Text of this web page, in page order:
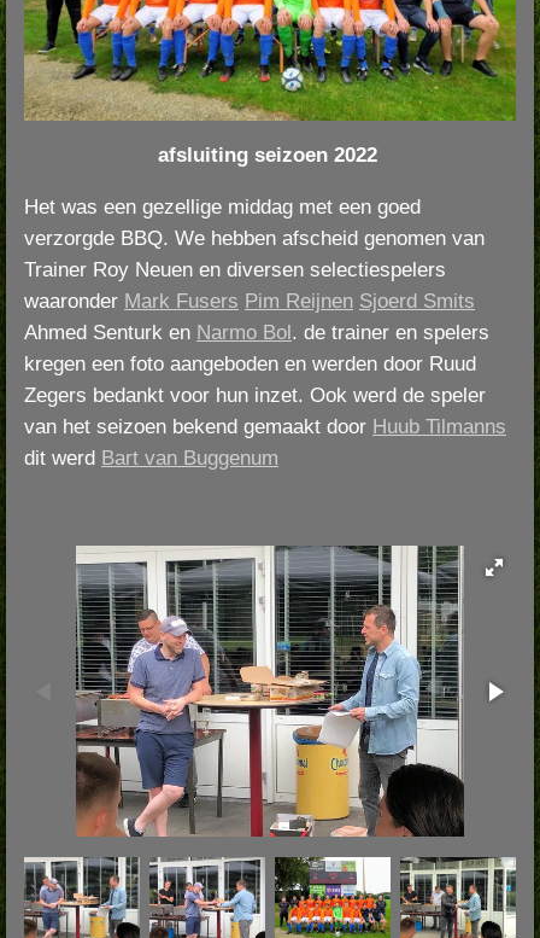
afsluiting seizoen 2022
Het was een gezellige middag met een goed
verzorgde BBQ. We hebben afscheid genomen van
Trainer Roy Neuen en diversen selectiespelers
waaronder Mark Fusers Pim Reijnen Sjoerd Smits
Ahmed Senturk en Narmo Bol. de trainer en spelers
kregen een foto aangeboden en werden door Ruud
Zegers bedankt voor hun inzet. Ook werd de speler
van het seizoen bekend gemaakt door Huub Tilmanns
dit werd Bart van Buggenum